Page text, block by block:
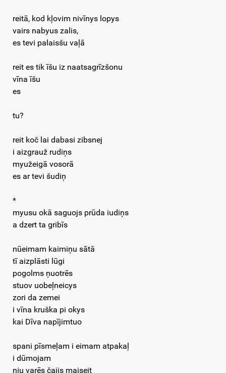
reitā, kod kļovim nivīnys lopys
vairs nabyus zalis,
es tevi palaisšu vaļā
reit es tik īšu iz naatsagrīzšonu
vīna īšu
es
tu?
reit koč lai dabasi zibsnej
i aizgrauž rudiņs
myužeigā vosorā
es ar tevi šudiņ
*
myusu okā saguojs prūda iudiņs
a dzert ta gribīs
nūeimam kaimiņu sātā
tī aizplāsti lūgi
pogolms ņuotrēs
stuov uobeļneicys
zori da zemei
i vīna kruška pi okys
kai Dīva napījimtuo
spani pīsmeļam i eimam atpakaļ
i dūmojam
niu varēs čajis maiseit